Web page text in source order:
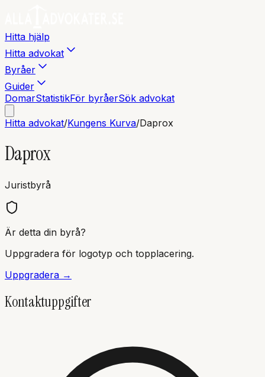
Hitta hjälp
Hitta advokat
Byråer
Guider
DomarStatistikFör byråerSök advokat
Hitta advokat/Kungens Kurva/Daprox
Daprox
Juristbyrå
Är detta din byrå?
Uppgradera för logotyp och topplacering.
Uppgradera →
Kontaktuppgifter